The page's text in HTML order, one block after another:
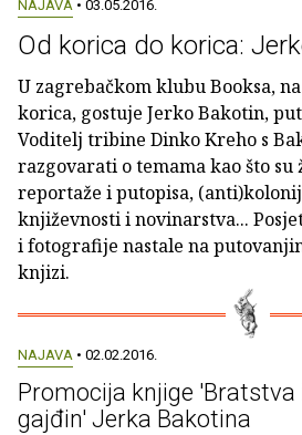
NAJAVA • 03.05.2016.
Od korica do korica:
U zagrebačkom klubu Booksa,
korica, gostuje Jerko Bakotin,
Voditelj tribine Dinko Kreho s
razgovarati o temama kao što su
reportaže i putopisa,
književnosti i novinarstva...
i fotografije nastale na
knjizi.
NAJAVA • 02.02.2016.
Promocija knjige 'Bratstva
gajđin' Jerka Bakotina